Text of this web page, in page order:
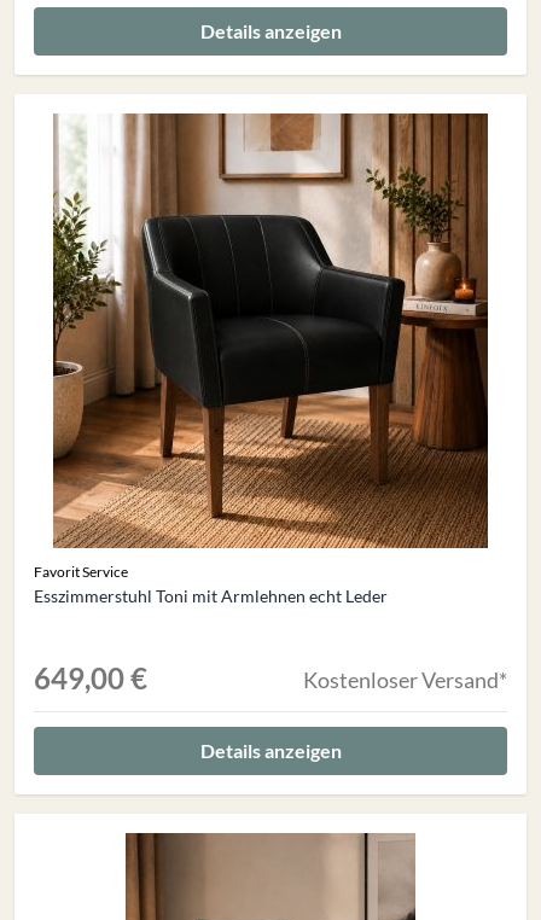
Details anzeigen
Favorit Service
Esszimmerstuhl Toni mit Armlehnen echt Leder
649,00 € Kostenloser Versand*
Details anzeigen